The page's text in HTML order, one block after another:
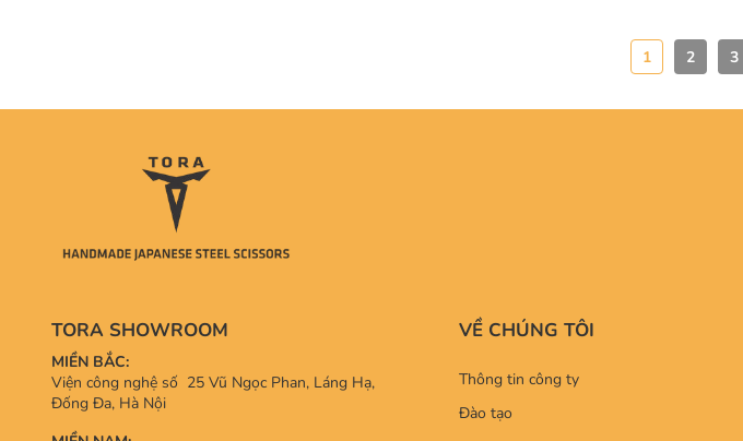
1 2 3
TORA SHOWROOM
MIỀN BẮC:
Viện công nghệ số 25 Vũ Ngọc Phan, Láng Hạ,
Đống Đa, Hà Nội
VỀ CHÚNG TÔI
Thông tin công ty
Đào tạo